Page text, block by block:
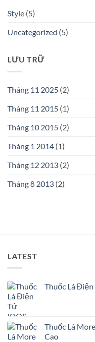
Style (5)
Uncategorized (5)
LƯU TRỮ
Tháng 11 2025 (2)
Tháng 11 2015 (1)
Tháng 10 2015 (2)
Tháng 1 2014 (1)
Tháng 12 2013 (2)
Tháng 8 2013 (2)
LATEST
Thuốc Lá
Thuốc Lá
Cao